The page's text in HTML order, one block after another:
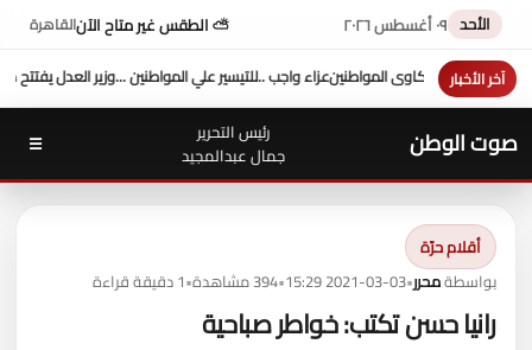
الأحد ٠٩ أغسطس ٢٠٢٦ ⛅ الطقس غير متاح الآنالقاهرة
آخر الأخبار
د. طه محمد أبو الشيخ يكتب :علي المواطنين ...وزير العدل يفتتح محكمة بورفؤاد الجزئية
صوت الوطن
رئيس التحرير
جمال عبدالمجيد
☰
أقلام حرّة
بواسطةمحرر•
2021-03-03 15:29
•394 مشاهدة •1 دقيقة قراءة
رانيا حسن تكتب: خواطر صباحية